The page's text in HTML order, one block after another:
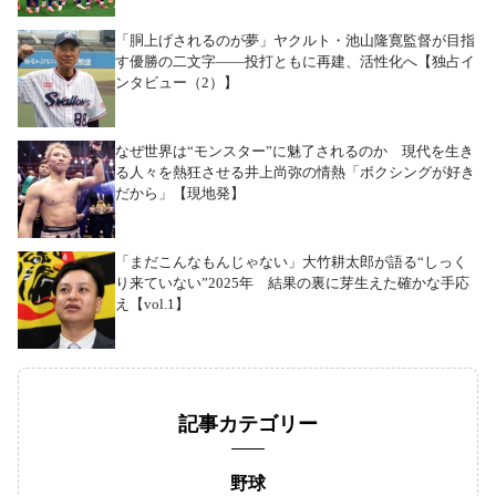
「胴上げされるのが夢」ヤクルト・池山隆寛監督が目指
す優勝の二文字――投打ともに再建、活性化へ【独占イ
ンタビュー（2）】
なぜ世界は“モンスター”に魅了されるのか 現代を生き
る人々を熱狂させる井上尚弥の情熱「ボクシングが好き
だから」【現地発】
「まだこんなもんじゃない」大竹耕太郎が語る“しっく
り来ていない”2025年 結果の裏に芽生えた確かな手応
え【vol.1】
記事カテゴリー
野球